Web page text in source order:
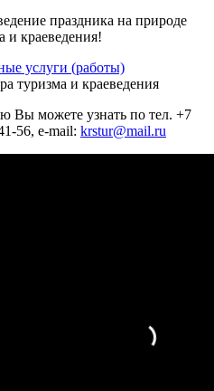
праздника на природе
и краеведения!
услуги (работы)
туризма и краеведения
Вы можете узнать по тел. +7
56, e-mail: krstur@mail.ru